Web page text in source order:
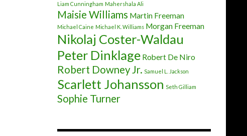
Liam Cunningham Mahershala Ali
Maisie Williams Martin Freeman
Michael Caine Michael K. Williams Morgan Freeman
Nikolaj Coster-Waldau
Peter Dinklage Robert De Niro
Robert Downey Jr. Samuel L. Jackson
Scarlett Johansson Seth Gilliam
Sophie Turner